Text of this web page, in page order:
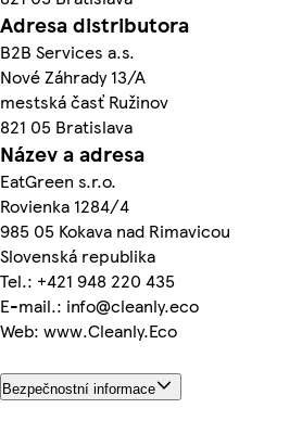
Adresa distributora
B2B Services a.s.
Nové Záhrady 13/A
mestská časť Ružinov
821 05 Bratislava
Název a adresa
EatGreen s.r.o.
Rovienka 1284/4
985 05 Kokava nad Rimavicou
Slovenská republika
Tel.: +421 948 220 435
E-mail.: info@cleanly.eco
Web: www.Cleanly.Eco
Bezpečnostní informace